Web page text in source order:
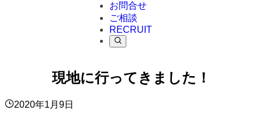
お問合せ
ご相談
RECRUIT
現地に行ってきました！
2020年1月9日